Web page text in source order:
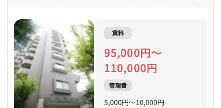
賃料
95,000円～
110,000円
管理費
5,000円～10,000円